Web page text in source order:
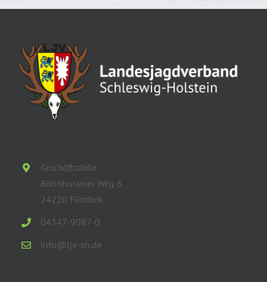
Geschäftsstelle:
Böhnhusener Weg 6
24220 Flintbek
04347-9087-0
info@ljv-sh.de